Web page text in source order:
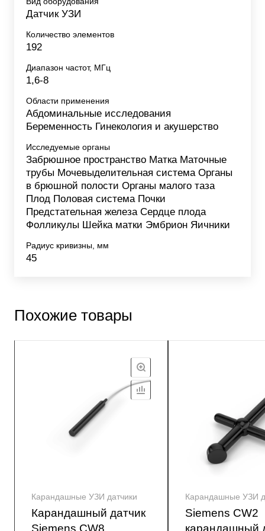
Датчик УЗИ
Количество элементов
192
Диапазон частот, МГц
1,6-8
Области применения
Абдоминальные исследования
Беременность Гинекология и акушерство
Исследуемые органы
Забрюшное пространство Матка Маточные
трубы Мочевыделительная система Органы
в брюшной полости Органы малого таза
Плод Половая система Почки
Предстательная железа Сердце плода
Фолликулы Шейка матки Эмбрион Яичники
Радиус кривизны, мм
45
Похожие товары
Карандашные УЗИ датчики
Карандашный датчик
Siemens CW8
Карандашные УЗИ
Siemens CW2
карандашный